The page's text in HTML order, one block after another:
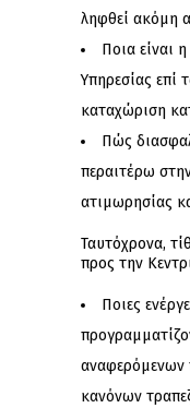
ληφθεί ακόμη
Ποια είναι
Υπηρεσίας επί
καταχώριση
Πώς
περαιτέρω
ατιμωρησίας
Ταυτόχρονα,
προς την
Ποιες
αναφερόμενων
κανόνων